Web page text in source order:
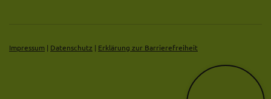
Impressum Datenschutz Erklärung zur Barrierefreiheit